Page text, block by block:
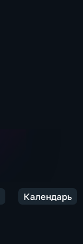
Календарь